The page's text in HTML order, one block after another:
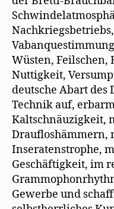
Wüsten,
Nuttigkeit,
deutsche Abart des
Technik auf,
Kaltschnäuzigkeit,
Draufloshämmern,
Inseratenstrophe,
Geschäftigkeit, im
Gewerbe und